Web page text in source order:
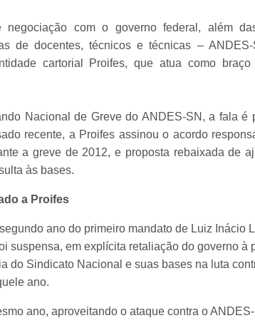
negociação com o governo federal, além
de docentes, técnicos e técnicas –
cartorial Proifes, que atua como
Nacional de Greve do ANDES-SN, a fala é
recente, a Proifes assinou o acordo
a greve de 2012, e proposta rebaixada de
às bases.
a Proifes
ano do primeiro mandato de Luiz Inácio
suspensa, em explícita retaliação do governo à
do Sindicato Nacional e suas bases na luta
ano.
ano, aproveitando o ataque contra o